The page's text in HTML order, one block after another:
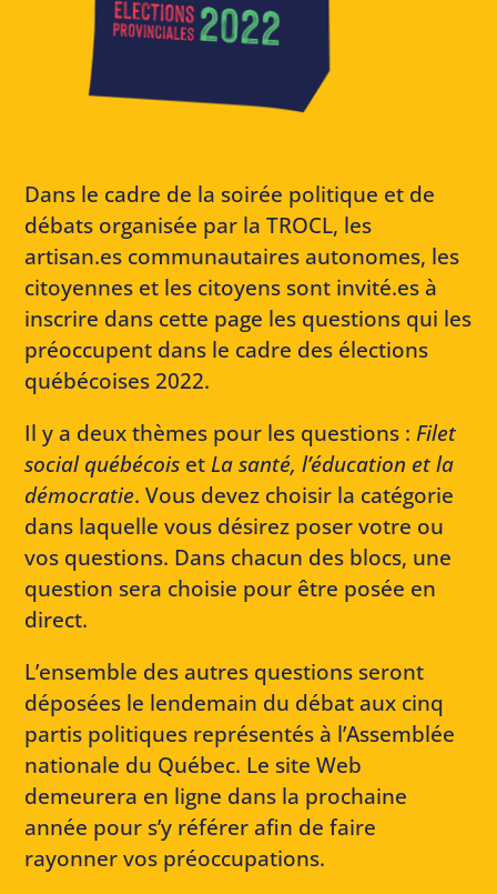
Dans le cadre de la soirée politique et de
débats organisée par la TROCL, les
artisan.es communautaires autonomes, les
citoyennes et les citoyens sont invité.es à
inscrire dans cette page les questions qui les
préoccupent dans le cadre des élections
québécoises 2022.
Il y a deux thèmes pour les questions :Filet
social québécois etLa santé, l’éducation et la
démocratie. Vous devez choisir la catégorie
dans laquelle vous désirez poser votre ou
vos questions. Dans chacun des blocs, une
question sera choisie pour être posée en
direct.
L’ensemble des autres questions seront
déposées le lendemain du débat aux cinq
partis politiques représentés à l’Assemblée
nationale du Québec. Le site Web
demeurera en ligne dans la prochaine
année pour s’y référer afin de faire
rayonner vos préoccupations.